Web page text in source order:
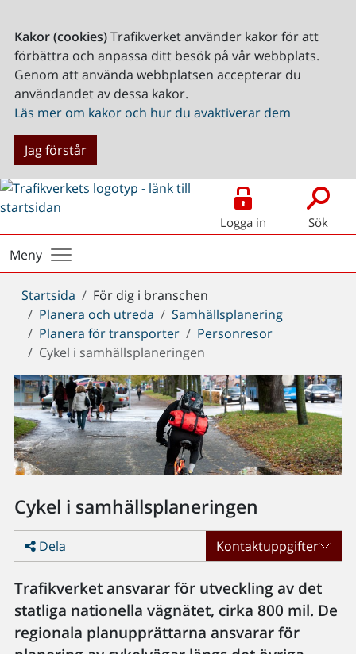
Kakor (cookies)Trafikverket använder kakor för att
förbättra och anpassa ditt besök på vår webbplats.
Genom att använda webbplatsen accepterar du
användandet av dessa kakor.
Läs mer om kakor och hur du avaktiverar dem
Jag förstår
Logga in Sök
Meny
Du
är
här:
Startsida
För dig i branschen
Planera och utreda
Samhällsplanering
Planera för transporter
Personresor
Cykel i samhällsplaneringen
Cykel i samhällsplaneringen
Dela Kontaktuppgifter
Trafikverket ansvarar för utveckling av det
statliga nationella vägnätet, cirka 800 mil. De
regionala planupprättarna ansvarar för